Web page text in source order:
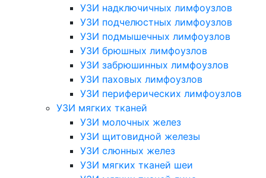
УЗИ надключичных лимфоузлов
УЗИ подчелюстных лимфоузлов
УЗИ подмышечных лимфоузлов
УЗИ брюшных лимфоузлов
УЗИ забрюшинных лимфоузлов
УЗИ паховых лимфоузлов
УЗИ периферических лимфоузлов
УЗИ мягких тканей
УЗИ молочных желез
УЗИ щитовидной железы
УЗИ слюнных желез
УЗИ мягких тканей шеи